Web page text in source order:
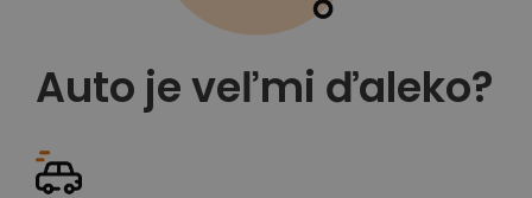
Auto je veľmi ďaleko?